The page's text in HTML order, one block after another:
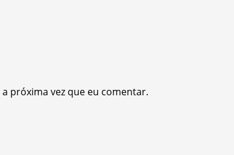
próxima vez que eu comentar.